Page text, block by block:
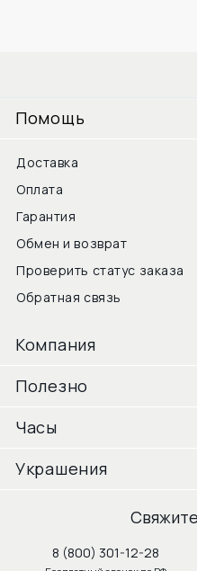
Помощь
Доставка
Оплата
Гарантия
Обмен и возврат
Проверить статус заказа
Обратная связь
Компания
Полезно
Часы
Украшения
8 (800) 301-12-28